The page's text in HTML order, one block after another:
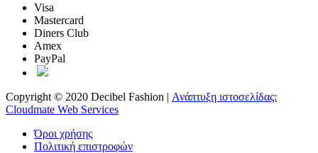
Visa
Mastercard
Diners Club
Amex
PayPal
Copyright © 2020 Decibel Fashion | Ανάπτυξη ιστοσελίδας:
Cloudmate Web Services
Όροι χρήσης
Πολιτική επιστροφών